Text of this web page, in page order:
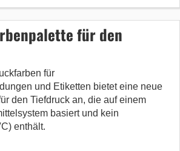
für den
für
und Etiketten bietet eine neue
den Tiefdruck an, die auf einem
basiert und kein
enthält.